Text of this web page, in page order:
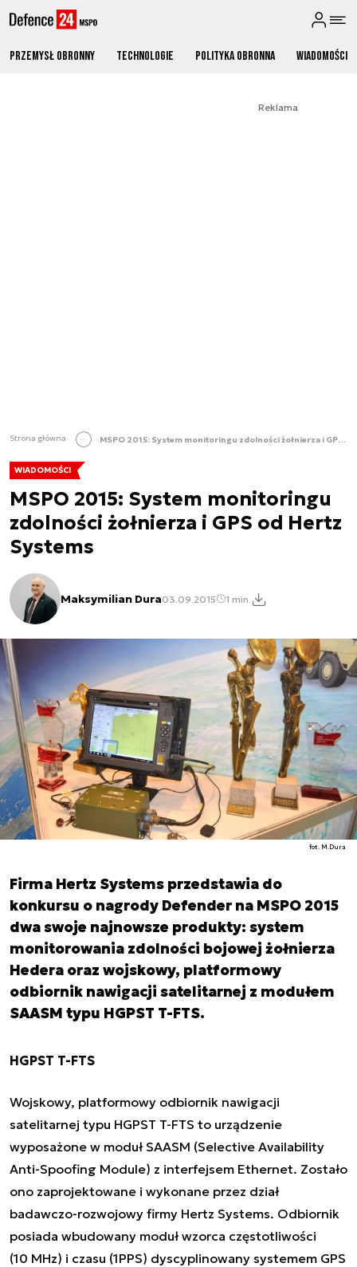
Przemysł obronny Technologie Polityka obronna Wiadomości
Reklama
Strona główna MSPO 2015: System monitoringu zdolności żołnierza i GPS od Hertz Systems
WIADOMOŚCI
MSPO 2015: System monitoringu
zdolności żołnierza i GPS od Hertz
Systems
Maksymilian Dura03.09.2015 1 min.
fot. M.Dura
Firma Hertz Systems przedstawia do
konkursu o nagrody Defender na MSPO 2015
dwa swoje najnowsze produkty: system
monitorowania zdolności bojowej żołnierza
Hedera oraz wojskowy, platformowy
odbiornik nawigacji satelitarnej z modułem
SAASM typu HGPST T-FTS.
HGPST T-FTS
Wojskowy, platformowy odbiornik nawigacji
satelitarnej typu HGPST T-FTS to urządzenie
wyposażone w moduł SAASM (Selective Availability
Anti-Spoofing Module) z interfejsem Ethernet. Zostało
ono zaprojektowane i wykonane przez dział
badawczo-rozwojowy firmy Hertz Systems. Odbiornik
posiada wbudowany moduł wzorca częstotliwości
(10 MHz) i czasu (1PPS) dyscyplinowany systemem GPS